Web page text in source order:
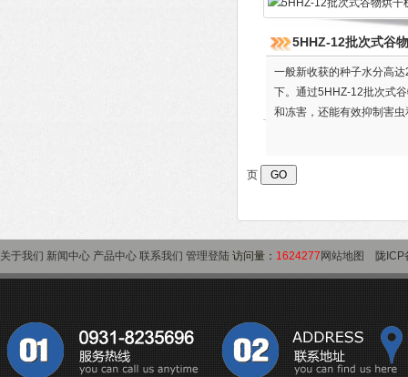
5HHZ-12批次式谷
一般新收获的种子水分高
下。通过5HHZ-12批次式
和冻害，还能有效抑制害
页
关于我们 新闻中心 产品中心 联系我们 管理登陆 访问量： 1624277 网站地图 陇